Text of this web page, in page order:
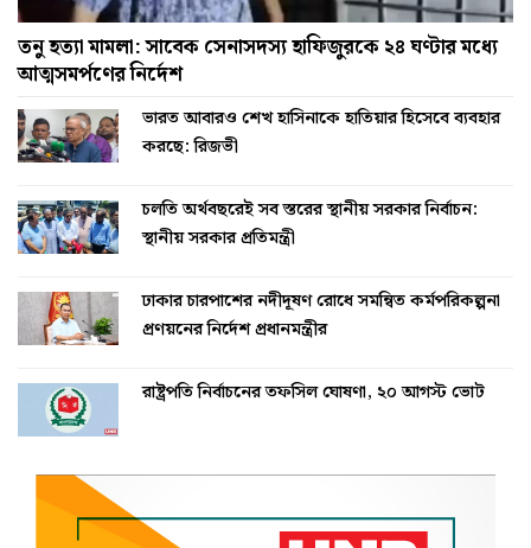
তনু হত্যা মামলা: সাবেক সেনাসদস্য হাফিজুরকে ২৪ ঘণ্টার মধ্যে
আত্মসমর্পণের নির্দেশ
ভারত আবারও শেখ হাসিনাকে হাতিয়ার হিসেবে ব্যবহার
করছে: রিজভী
চলতি অর্থবছরেই সব স্তরের স্থানীয় সরকার নির্বাচন:
স্থানীয় সরকার প্রতিমন্ত্রী
ঢাকার চারপাশের নদীদূষণ রোধে সমন্বিত কর্মপরিকল্পনা
প্রণয়নের নির্দেশ প্রধানমন্ত্রীর
রাষ্ট্রপতি নির্বাচনের তফসিল ঘোষণা, ২০ আগস্ট ভোট